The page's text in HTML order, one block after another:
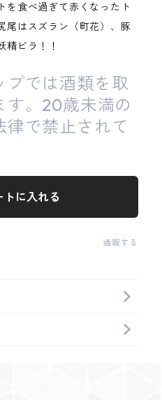
を食べ過ぎて赤くなったト
尾はスズラン（町花）、豚
精ビラ！！
プでは酒類を取
す。20歳未満の
律で禁止されて
トに入れる
通報する